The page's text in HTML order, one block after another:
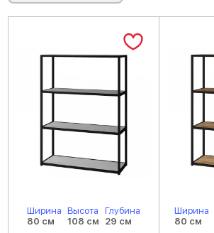
Ширина
80 см
Высота
108 см
Глубина
29 см
Ширина
80 см